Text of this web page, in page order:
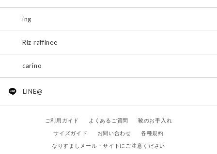
ing
Riz raffinee
carino
LINE@
ご利用ガイド よくあるご質問
靴のお手入れ
サイズガイド
お問い合わせ
各種規約
なりすましメール・サイトにご注意ください